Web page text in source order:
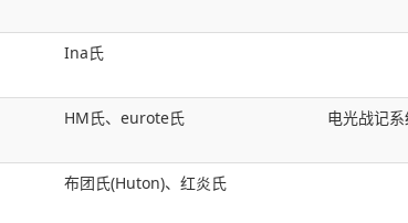
Ina氏
HM氏、eurote氏 电光战记
布团氏(Huton)、红炎氏